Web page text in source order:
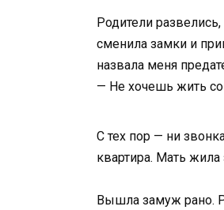
Родители
сменила замки и
назвала меня
— Не хочешь жить
С тех пор — ни
квартира. Мать жила
Вышла замуж рано.